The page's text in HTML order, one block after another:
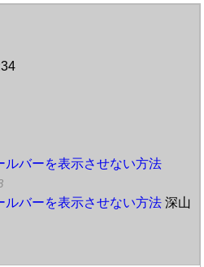
ルバーを表示させない方法
ルバーを表示させない方法 深山